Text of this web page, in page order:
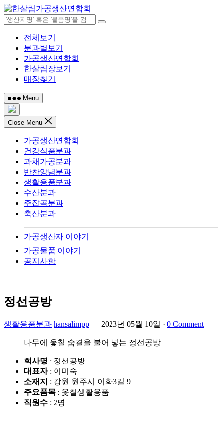
Skip
to
content
전체보기
분과별보기
가공생산연합회
한살림장보기
매장찾기
Menu
Close Menu
가공생산연합회
건강식품분과
과채가공분과
반찬양념분과
생활용품분과
수산분과
주잡곡분과
축산분과
가공생산자 이야기
가공물품 이야기
공지사항
정선공방
생활용품분과 hansalimpp — 2023년 05월 10일 · 0 Comment
나무에 옻칠 숨결을 불어 넣는 정선공방
회사명 : 정선공방
대표자: 이미숙
소재지 : 강원 원주시 이화3길 9
주요품목 : 옻칠생활용품
직원수 : 2명